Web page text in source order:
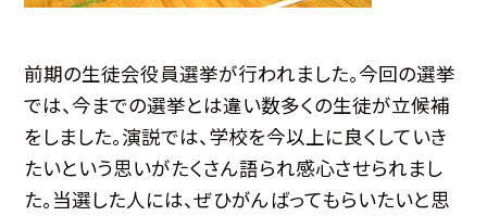
前期の生徒会役員選挙が行われました。今回の選挙
では、今までの選挙とは違い数多くの生徒が立候補
をしました。演説では、学校を今以上に良くしていき
たいという思いがたくさん語られ感心させられまし
た。当選した人には、ぜひがんばってもらいたいと思